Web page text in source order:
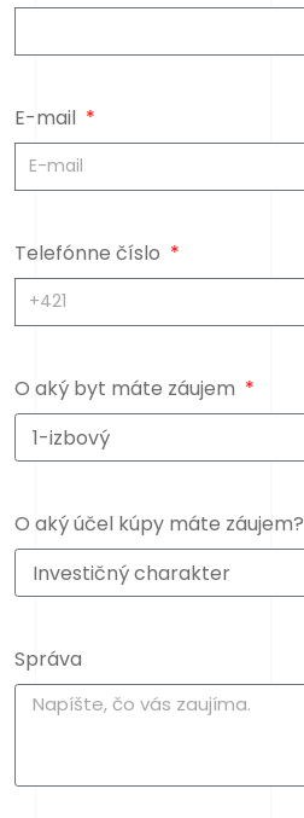
E-mail
Telefónne číslo
O aký byt máte záujem
O aký účel kúpy máte záujem?
Správa